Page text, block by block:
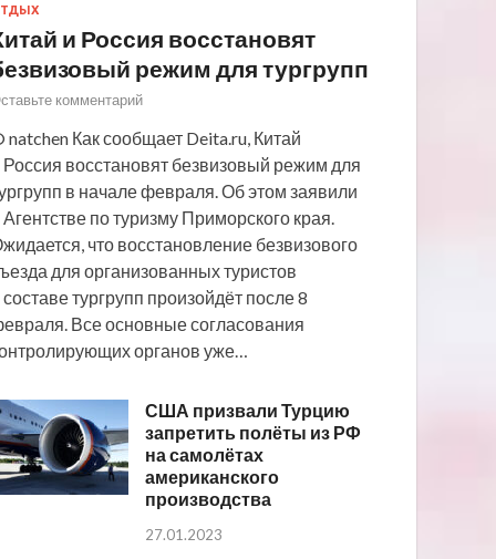
и Россия восстановят
режим для тургрупп
комментарий
natchen Как сообщает Deita.ru, Китай
Россия восстановят безвизовый режим для
в начале февраля. Об этом заявили
Агентстве по туризму Приморского края.
что восстановление безвизового
для организованных туристов
составе тургрупп произойдёт после 8
Все основные согласования
органов уже…
США призвали Турцию
запретить полёты из РФ
на самолётах
американского
производства
27.01.2023